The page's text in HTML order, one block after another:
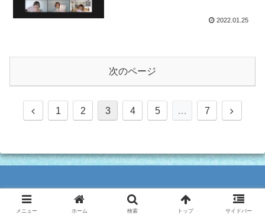
2022.01.25
次のページ
前
1 2 3 4 5 … 7
次
Copyright © 2020-2020 Matsumoto All Rights Reserved.
メニュー ホーム 検索 トップ サイドバー